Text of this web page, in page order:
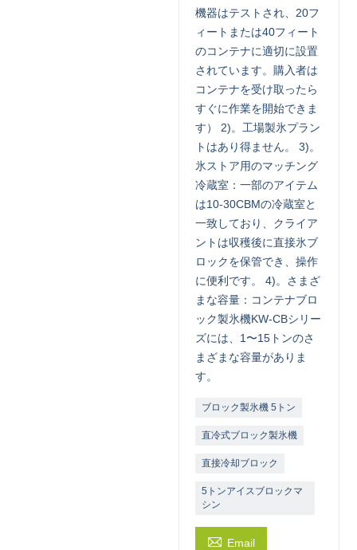
機器はテストされ、20フ
ィートまたは40フィート
のコンテナに適切に設置
されています。購入者は
コンテナを受け取ったら
すぐに作業を開始できま
す） 2)。工場製氷プラン
トはあり得ません。 3)。
氷ストア用のマッチング
冷蔵室：一部のアイテム
は10-30CBMの冷蔵室と
一致しており、クライア
ントは収穫後に直接氷ブ
ロックを保管でき、操作
に便利です。 4)。さまざ
まな容量：コンテナブロ
ック製氷機KW-CBシリー
ズには、1〜15トンのさ
まざまな容量がありま
す。
ブロック製氷機 5トン
直冷式ブロック製氷機
直接冷却ブロック
5トンアイスブロックマ
シン
 Email